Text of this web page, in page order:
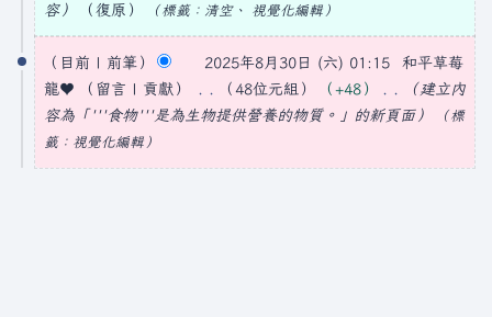
年
月
容
復原 標籤： 清空 視覺化編輯
目前 前筆 2025年8月30日 (六) 01:15
和平草莓
龍♥
留言 貢獻 48位元組 +48
建立內
容為「'''食物'''是為生物提供營養的物質。」的新頁面
標
籤： 視覺化編輯